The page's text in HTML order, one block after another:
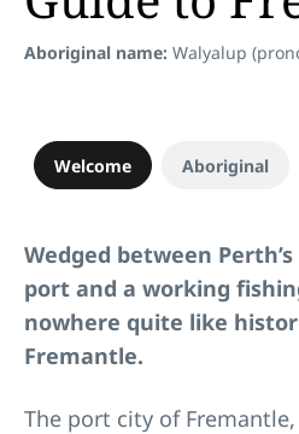
Aboriginal name: Walyalup
Welcome Aboriginal
Wedged between
port and a working
nowhere quite like
Fremantle.
The port city of Fremantle,